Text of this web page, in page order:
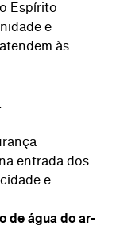
Espírito
e
às
entrada dos
e
de água do ar-